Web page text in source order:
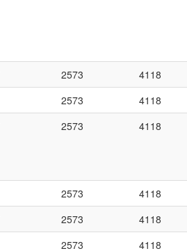
2573
4118
2573
4118
2573 4118
2573
4118
2573
4118
2573
4118